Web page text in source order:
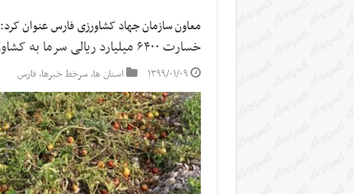
معاون سازمان جهاد کشاورزی فارس عنوان کرد:
خسارت ۶۴۰۰ میلیارد ریالی سرما به کشاورزی فارس
۱۳۹۹/۰۱/۰۹ استان ها,سرخط خبرها, فارس